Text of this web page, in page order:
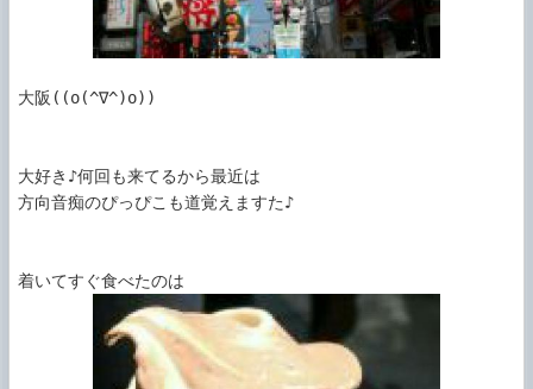
大阪((o(^∇^)o))
大好き♪何回も来てるから最近は
方向音痴のぴっぴこも道覚えますた♪